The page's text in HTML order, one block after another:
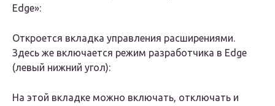
Edge»:
Откроется вкладка управления расширениями.
Здесь же включается режим разработчика в Edge
(левый нижний угол):
На этой вкладке можно включать, отключать и